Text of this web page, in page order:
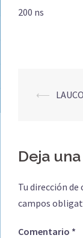
200 ns
⟵
Deja
Tu dirección
campos
Comentario *